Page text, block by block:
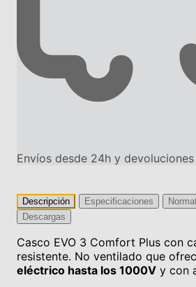
Envíos desde 24h y
Descripción Especificaciones
Descargas
Casco EVO 3 Comfort Plus con
resistente. No ventilado que
eléctrico hasta los 1000V y con